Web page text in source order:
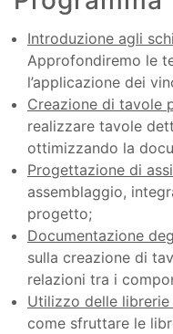
Introduzione agli
Approfondiremo le
l’applicazione dei
Creazione di tavole
realizzare tavole
ottimizzando la
Progettazione di
assemblaggio,
progetto;
Documentazione
sulla creazione di
relazioni tra i
Utilizzo delle
come sfruttare le